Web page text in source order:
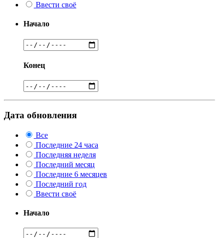
Ввести своё
Начало
Конец
Дата обновления
Все
Последние 24 часа
Последняя неделя
Последний месяц
Последние 6 месяцев
Последний год
Ввести своё
Начало